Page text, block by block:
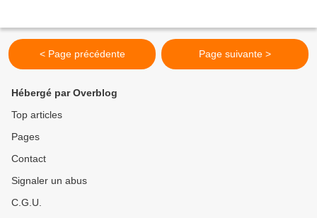
< Page précédente Page suivante >
Hébergé par Overblog
Top articles
Pages
Contact
Signaler un abus
C.G.U.